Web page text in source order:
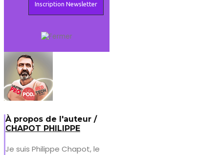
À propos de l'auteur /
CHAPOT PHILIPPE
Je suis Philippe Chapot, le